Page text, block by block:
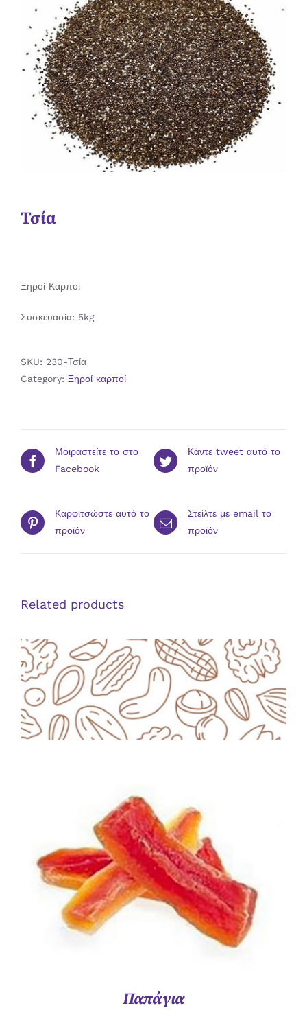
Τσία
Ξηροί Καρποί
Συσκευασία: 5kg
SKU: 230-Τσία
Category: Ξηροί καρποί
Μοιραστείτε το στο
Facebook
Κάντε tweet αυτό το
προϊόν
Καρφιτσώστε αυτό το
προϊόν
Στείλτε με email το
προϊόν
Related products
ΛΕΠΤΟΜΈΡΕΙΕΣ
Παπάγια